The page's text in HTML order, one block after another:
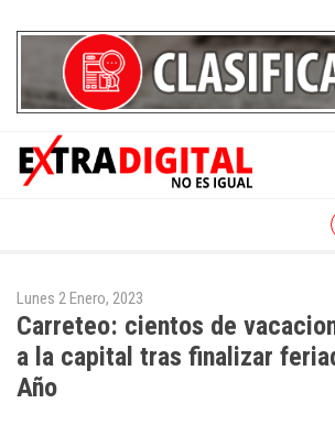
Lunes 2 Enero, 2023
Carreteo: cientos de
a la capital tras finalizar
Año